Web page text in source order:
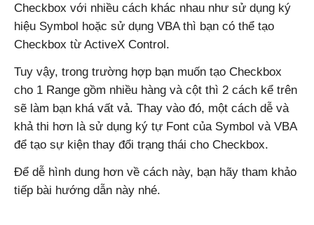
thủ
Internet,
Windows,
Checkbox với nhiều cách khác nhau như sử dụng ký
hiệu Symbol hoặc sử dụng VBA thì bạn có thể tạo
Checkbox từ ActiveX Control.
Tuy vậy, trong trường hợp bạn muốn tạo Checkbox
cho 1 Range gồm nhiều hàng và cột thì 2 cách kể trên
sẽ làm bạn khá vất vả. Thay vào đó, một cách dễ và
khả thi hơn là sử dụng ký tự Font của Symbol và VBA
để tạo sự kiện thay đổi trạng thái cho Checkbox.
Để dễ hình dung hơn về cách này, bạn hãy tham khảo
tiếp bài hướng dẫn này nhé.